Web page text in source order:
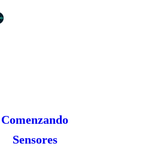
Comenzando
Sensores